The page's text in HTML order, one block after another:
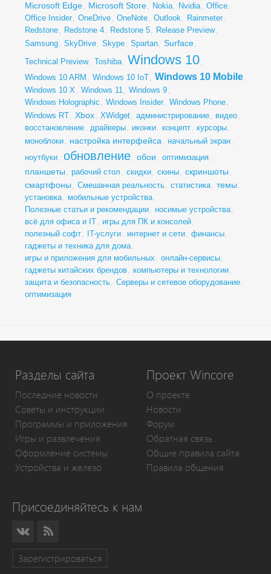
Microsoft Edge, Microsoft Store, Nokia, Nvidia, Office,
Office Insider, OneDrive, OneNote, Outlook, Rainmeter,
Redstone, Redstone 4, Redstone 5, Release Preview,
Samsung, SkyDrive, Skype, Spartan, Surface,
Technical Preview, Toshiba, Windows 10,
Windows 10 ARM , Windows 10 IoT, Windows 10 Mobile,
Windows 10 X, Windows 11, Windows 9,
Windows Holographic , Windows Insider, Windows Phone,
Windows RT, Xbox, XWidget, администрирование, видео,
восстановление, драйверы, иконки, концепт, курсоры,
моноблоки, настройка интерфейса, начальный экран,
ноутбуки, обновление, обои , оптимизация,
планшеты , рабочий стол , скидки, скины, скриншоты ,
смартфоны , Смешанная реальность, статистика, темы ,
установка, мобильные устройства,
Полезные статьи и рекомендации, носимые устройства,
всё для офиса и IT, игры для ПК и консолей,
полезный софт, IT-услуги, интернет и сети, финансы,
гаджеты и техника для дома,
игры и приложения для мобильных , онлайн-сервисы,
гаджеты китайских брендов, компьютеры и технологии,
защита и безопасность, Серверы и сетевое оборудование,
оптимизация
Разделы сайта
Последние новости
Советы и инструкции
Программы и приложения
Игры и развлечения
Оформление системы
Устройства и железо
Проект Wincore
О проекте
Новости
Форум
Обратная связь
Общие правила сайта
Правила общения
Присоединяйтесь к нам
Зарегистрироваться